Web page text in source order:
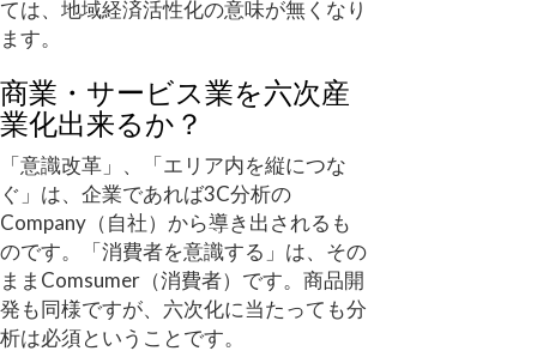
ては、地域経済活性化の意味が無くなり
ます。
商業・サービス業を六次産
業化出来るか？
「意識改革」、「エリア内を縦につな
ぐ」は、企業であれば3C分析の
Company（自社）から導き出されるも
のです。「消費者を意識する」は、その
ままComsumer（消費者）です。商品開
発も同様ですが、六次化に当たっても分
析は必須ということです。